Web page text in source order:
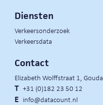
Diensten
Verkeersonderzoek
Verkeersdata
Contact
Elizabeth Wolffstraat 1, Gouda
T +31 (0)182 23 50 12
E info@datacount.nl